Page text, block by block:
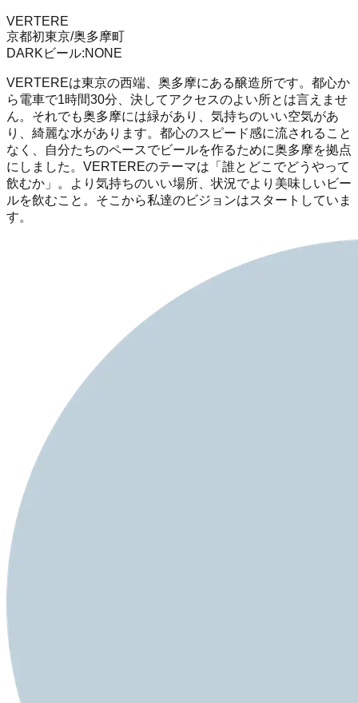
VERTERE
京都初東京/奥多摩町
DARK ビール:NONE
VERTEREは東京の西端、奥多摩にある醸造所です。都心か
ら電車で1時間30分、決してアクセスのよい所とは言えませ
ん。それでも奥多摩には緑があり、気持ちのいい空気があ
り、綺麗な水があります。都心のスピード感に流されること
なく、自分たちのペースでビールを作るために奥多摩を拠点
にしました。VERTEREのテーマは「誰とどこでどうやって
飲むか」。より気持ちのいい場所、状況でより美味しいビー
ルを飲むこと。そこから私達のビジョンはスタートしていま
す。